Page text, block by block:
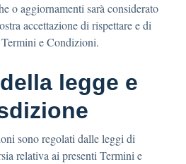
o aggiornamenti sarà considerato
accettazione di rispettare e di
e Condizioni.
legge e
sono regolati dalle leggi di
relativa ai presenti Termini e